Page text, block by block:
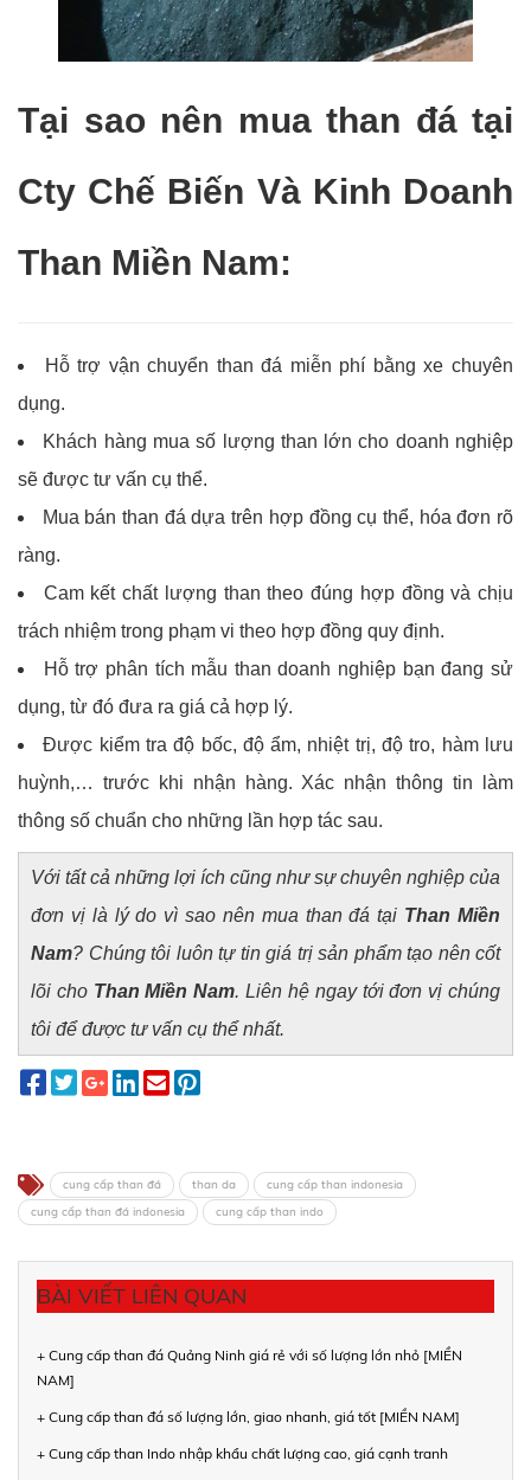
Tại sao nên mua than đá tại
Cty Chế Biến Và Kinh Doanh
Than Miền Nam:
Hỗ trợ vận chuyển than đá miễn phí bằng xe chuyên
dụng.
Khách hàng mua số lượng than lớn cho doanh nghiệp
sẽ được tư vấn cụ thể.
Mua bán than đá dựa trên hợp đồng cụ thể, hóa đơn rõ
ràng.
Cam kết chất lượng than theo đúng hợp đồng và chịu
trách nhiệm trong phạm vi theo hợp đồng quy định.
Hỗ trợ phân tích mẫu than doanh nghiệp bạn đang sử
dụng, từ đó đưa ra giá cả hợp lý.
Được kiểm tra độ bốc, độ ẩm, nhiệt trị, độ tro, hàm lưu
huỳnh,… trước khi nhận hàng. Xác nhận thông tin làm
thông số chuẩn cho những lần hợp tác sau.
Với tất cả những lợi ích cũng như sự chuyên nghiệp của
đơn vị là lý do vì sao nên mua than đá tại Than Miền
Nam? Chúng tôi luôn tự tin giá trị sản phẩm tạo nên cốt
lõi cho Than Miền Nam. Liên hệ ngay tới đơn vị chúng
tôi để được tư vấn cụ thể nhất.
cung cấp than đá than da
cung cấp than indonesia
cung cấp than đá indonesia
cung cấp than indo
BÀI VIẾT LIÊN QUAN
+ Cung cấp than đá Quảng Ninh giá rẻ với số lượng lớn nhỏ [MIỀN
NAM]
+ Cung cấp than đá số lượng lớn, giao nhanh, giá tốt [MIỀN NAM]
+ Cung cấp than Indo nhập khẩu chất lượng cao, giá cạnh tranh